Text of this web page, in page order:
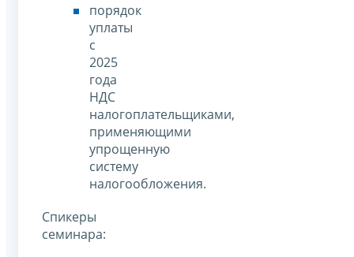
порядок
уплаты
с
2025
года
НДС
налогоплательщиками,
применяющими
упрощенную
систему
налогообложения.
Спикеры
семинара: